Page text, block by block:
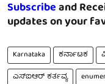
Subscribeand
updates on your
Karnataka ಕರ್ನಾಟಕ
ಎಸ್ಐಆರ್ ಕರ್ತವ್ಯ